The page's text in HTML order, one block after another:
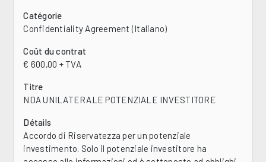
Catégorie
Confidentiality Agreement (Italiano)
Coût du contrat
€ 600,00 + TVA
Titre
NDA UNILATERALE POTENZIALE INVESTITORE
Détails
Accordo di Riservatezza per un potenziale
investimento. Solo il potenziale investitore ha